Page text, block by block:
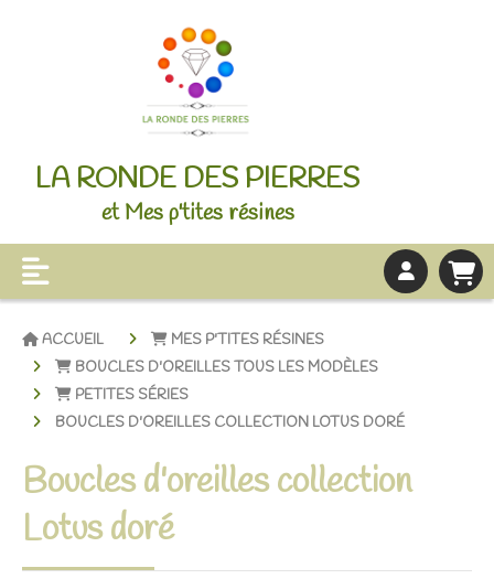
LA RONDE DES PIERRES
et Mes p'tites résines
ACCUEIL
MES P'TITES RÉSINES
BOUCLES D'OREILLES TOUS LES MODÈLES
PETITES SÉRIES
BOUCLES D'OREILLES COLLECTION LOTUS DORÉ
Boucles d'oreilles collection
Lotus doré